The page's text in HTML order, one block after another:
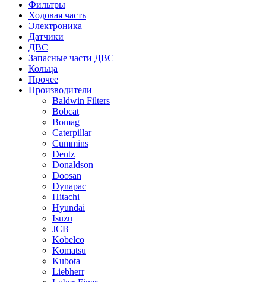
Фильтры
Ходовая часть
Электроника
Датчики
ДВС
Запасные части ДВС
Кольца
Прочее
Производители
Baldwin Filters
Bobcat
Bomag
Caterpillar
Cummins
Deutz
Donaldson
Doosan
Dynapac
Hitachi
Hyundai
Isuzu
JCB
Kobelco
Komatsu
Kubota
Liebherr